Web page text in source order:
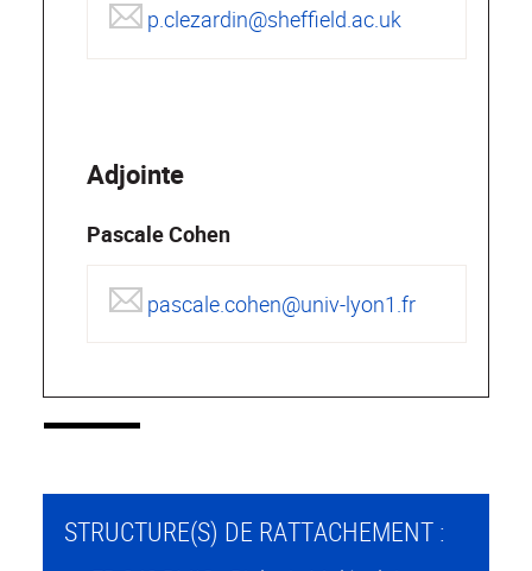
p.clezardin@sheffield.ac.uk
Adjointe
Pascale Cohen
pascale.cohen@univ-lyon1.fr
STRUCTURE(S) DE RATTACHEMENT :